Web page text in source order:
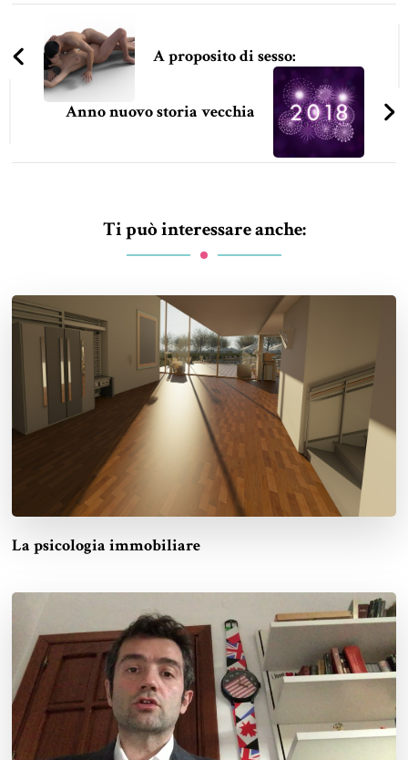
Navigazione
articoli
A proposito di sesso:
Anno nuovo storia vecchia
Ti può interessare anche:
La psicologia immobiliare